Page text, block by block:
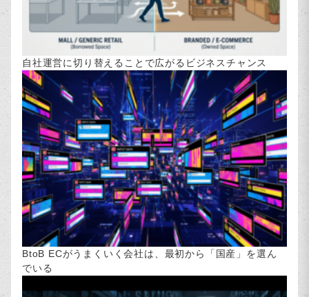
自社運営に切り替えることで広がるビジネスチャンス
BtoB ECがうまくいく会社は、最初から「国産」を選ん
でいる